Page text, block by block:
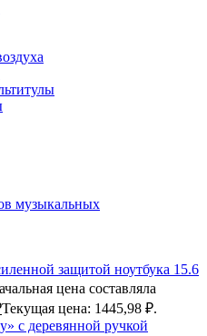
музыкальных
защитой ноутбука 15.6
цена составляла
Текущая цена: 1445,98 ₽.
с деревянной ручкой